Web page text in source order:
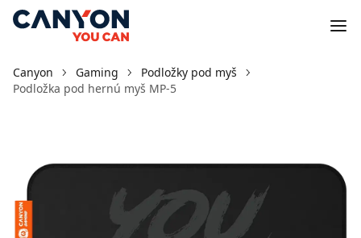
Canyon Gaming
Podložky pod myš
Podložka pod hernú myš MP-5